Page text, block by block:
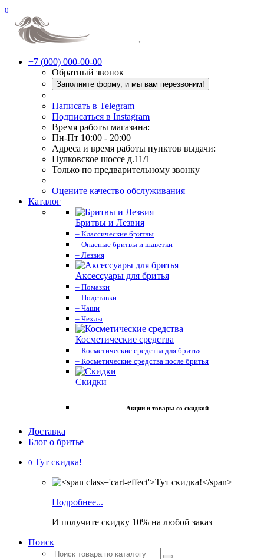
0
+7 (000) 000-00-00
Обратный звонок
Заполните форму, и мы вам перезвоним!
Написать в Telegram
Подписаться в Instagram
Время работы магазина:
Пн-Пт 10:00 - 20:00
Адреса и время работы пунктов выдачи:
Пулковское шоссе д.11/1
Только по предварительному звонку
Оцените качество обслуживания
Каталог
Бритвы и Лезвия
– Классические бритвы
– Опасные бритвы и шаветки
– Лезвия
Аксессуары для бритья
– Помазки
– Подставки
– Чаши
– Чехлы
Косметические средства
– Косметические средства для бритья
– Косметические средства после бритья
Скидки
Акции и товары со скидкой
Доставка
Блог о бритье
0 Тут скидка!
Подробнее...
И получите скидку 10% на любой заказ
Поиск